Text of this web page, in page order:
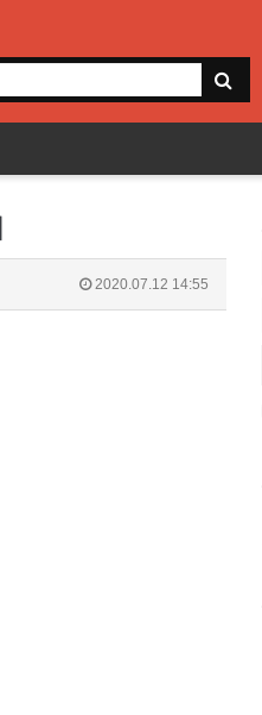
2020.07.12 14:55